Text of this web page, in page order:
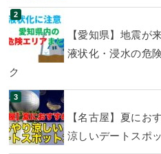
【愛知県】地震が
液状化・浸水の危
ク
【名古屋】夏にお
涼しいデートスポ